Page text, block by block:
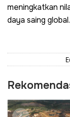
meningkatkan
daya saing global.